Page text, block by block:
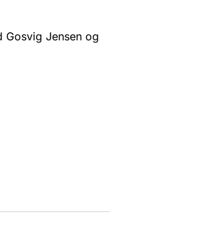
Gosvig Jensen og